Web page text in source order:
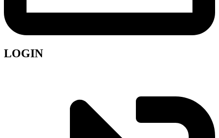
LOGIN